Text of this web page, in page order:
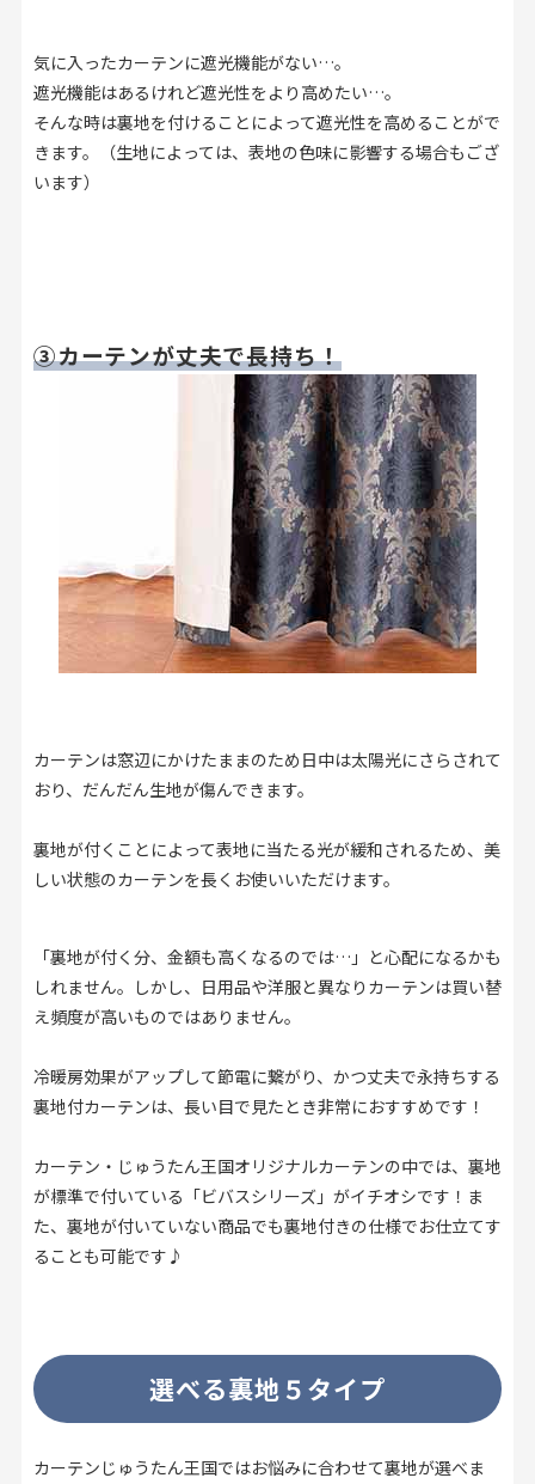
気に入ったカーテンに遮光機能がない…。
遮光機能はあるけれど遮光性をより高めたい…。
そんな時は裏地を付けることによって遮光性を高めることがで
きます。（生地によっては、表地の色味に影響する場合もござ
います）
③カーテンが丈夫で長持ち！
カーテンは窓辺にかけたままのため日中は太陽光にさらされて
おり、だんだん生地が傷んできます。
裏地が付くことによって表地に当たる光が緩和されるため、美
しい状態のカーテンを長くお使いいただけます。
「裏地が付く分、金額も高くなるのでは…」と心配になるかも
しれません。しかし、日用品や洋服と異なりカーテンは買い替
え頻度が高いものではありません。
冷暖房効果がアップして節電に繋がり、かつ丈夫で永持ちする
裏地付カーテンは、長い目で見たとき非常におすすめです！
カーテン・じゅうたん王国オリジナルカーテンの中では、裏地
が標準で付いている「ビバスシリーズ」がイチオシです！ま
た、裏地が付いていない商品でも裏地付きの仕様でお仕立てす
ることも可能です♪
選べる裏地５タイプ
カーテンじゅうたん王国ではお悩みに合わせて裏地が選べま